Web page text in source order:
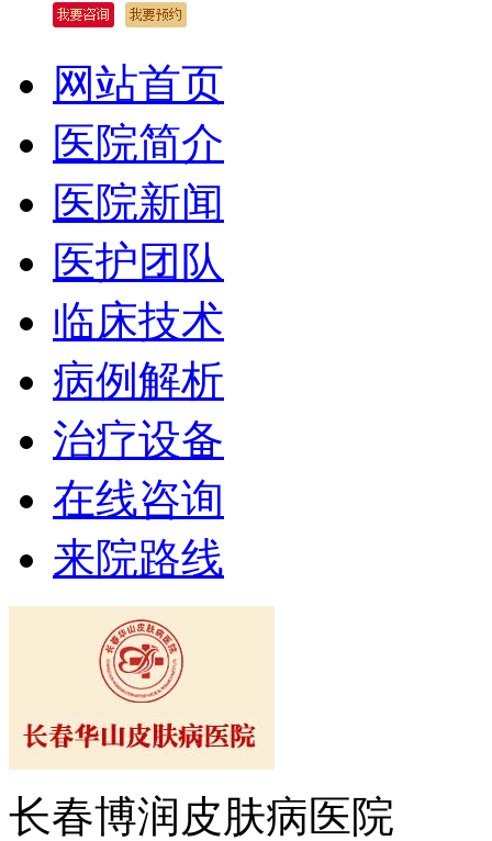
网站首页
医院简介
医院新闻
医护团队
临床技术
病例解析
治疗设备
在线咨询
来院路线
长春博润皮肤病医院